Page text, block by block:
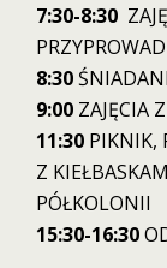
7:30-8:30
8:30
9:00 ZAJĘCIA
11:30 PIKNIK,
Z
PÓŁKOLONII
15:30-16:30